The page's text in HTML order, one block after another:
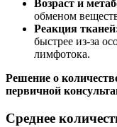
Возраст и
обменом
Реакция
быстрее из-за
лимфотока.
Решение о
первичной
Среднее